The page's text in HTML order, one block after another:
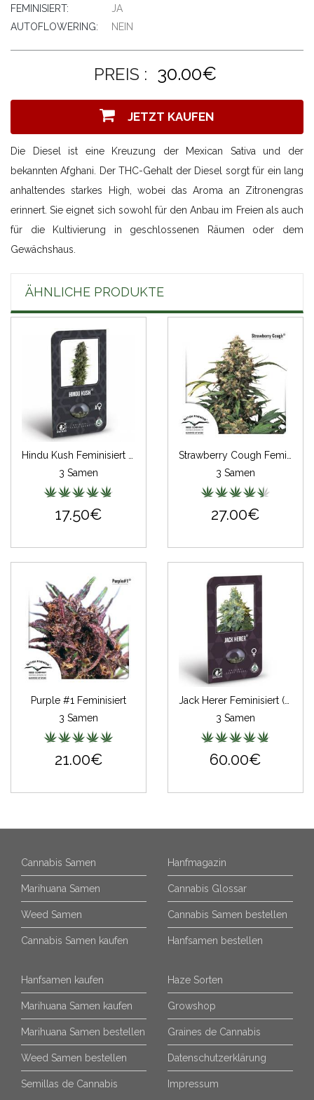
FEMINISIERT:
JA
AUTOFLOWERING:
NEIN
PREIS : 30.00€
JETZT KAUFEN
Die Diesel ist eine Kreuzung der Mexican Sativa und der
bekannten Afghani. Der THC-Gehalt der Diesel sorgt für ein lang
anhaltendes starkes High, wobei das Aroma an Zitronengras
erinnert. Sie eignet sich sowohl für den Anbau im Freien als auch
für die Kultivierung in geschlossenen Räumen oder dem
Gewächshaus.
ÄHNLICHE PRODUKTE
3 Samen
17.50€
3 Samen
27.00€
Purple #1 Feminisiert
3 Samen
21.00€
3 Samen
60.00€
Cannabis Samen
Marihuana Samen
Weed Samen
Cannabis Samen kaufen
Hanfmagazin
Cannabis Glossar
Cannabis Samen bestellen
Hanfsamen bestellen
Hanfsamen kaufen
Marihuana Samen kaufen
Marihuana Samen bestellen
Weed Samen bestellen
Semillas de Cannabis
Haze Sorten
Growshop
Graines de Cannabis
Datenschutzerklärung
Impressum